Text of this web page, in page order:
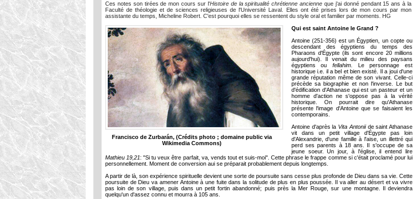
Ces notes son tirées de mon cours sur l'Histoire de la spiritualité chrétienne ancienne que j'ai donné pendant 15 ans à la
Faculté de théologie et de sciences religieuses de l'Université Laval. Elles ont été prises lors de mon cours par mon
assistante du temps, Micheline Robert. C'est pourquoi elles se ressentent du style oral et familier par moments. HG
Francisco de Zurbarán, (Crédits photo ; domaine public via
Wikimedia Commons)
Qui est saint Antoine le Grand ?
Antoine (251-356) est un Égyptien, un copte ou
descendant des égyptiens du temps des
Pharaons d'Égypte (ils sont encore 20 millions
aujourd'hui). Il venait du milieu des paysans
égyptiens oufellahim . Le personnage est
historique i.e. il a bel et bien existé. Il a joui d'une
grande réputation même de son vivant. Celle-ci
précède sa biographie et non l'inverse. Le but
d'édification d'Athanase qui est un pasteur et un
homme d'action ne s'oppose pas à la vérité
historique. On pourrait dire qu'Athanase
présente l'image d'Antoine que se faisaient les
contemporains.
Antoine d'après la Vita Antoniide saint Athanase
vit dans un petit village d'Égypte pas loin
d'Alexandrie, d'une famille à l'aise, un illettré qui
perd ses parents à 18 ans. Il s'occupe de sa
jeune soeur. Un jour, à l'église, il entend lire
Mathieu 19,21: "Si tu veux être parfait, va, vends tout et suis-moi". Cette phrase le frappe comme si c'était proclamé pour lui
personnellement. Moment de conversion aui se préparait probablement depuis longtemps.
A partir de là, son expérience spirituelle devient une sorte de poursuite sans cesse plus profonde de Dieu dans sa vie. Cette
poursuite de Dieu va amener Antoine à une fuite dans la solitude de plus en plus poussée. Il va aller au désert et va vivre
pas loin de son village, puis dans un petit fortin abandonné; puis près la Mer Rouge, sur une montagne. Il deviendra
quelqu'un d'assez connu et mourra à 105 ans.